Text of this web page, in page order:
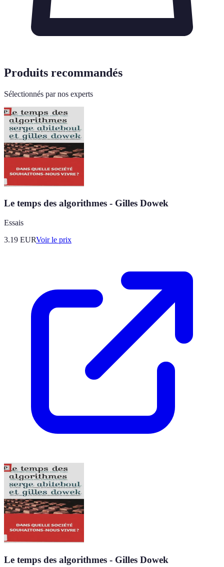
Produits recommandés
Sélectionnés par nos experts
Le temps des algorithmes - Gilles Dowek
Essais
3.19 EURVoir le prix
Le temps des algorithmes - Gilles Dowek